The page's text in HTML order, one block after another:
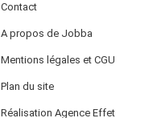
Contact
A propos de Jobba
Mentions légales et CGU
Plan du site
Réalisation Agence Effet